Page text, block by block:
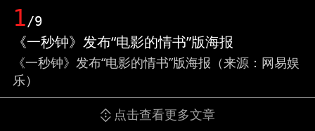
1/9
《一秒钟》发布“电影的情书”版海报
《一秒钟》发布“电影的情书”版海报（来源：网易娱
乐）
点击查看更多文章